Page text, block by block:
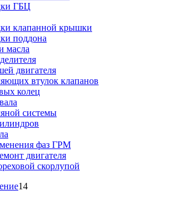
ГБЦ
клапанной крышки
поддона
масла
двигателя
втулок клапанов
колец
системы
фаз ГРМ
двигателя
скорлупой
14